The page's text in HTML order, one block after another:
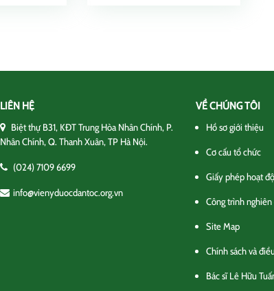
LIÊN HỆ
Biệt thự B31, KĐT Trung Hòa Nhân Chính, P.
Nhân Chính, Q. Thanh Xuân, TP Hà Nội.
(024) 7109 6699
info@vienyduocdantoc.org.vn
VỀ CHÚNG TÔI
Hồ sơ giới thiệu
Cơ cấu tổ chức
Giấy phép hoạt
Công trình nghiên
Site Map
Chính sách và
Bác sĩ Lê Hữu